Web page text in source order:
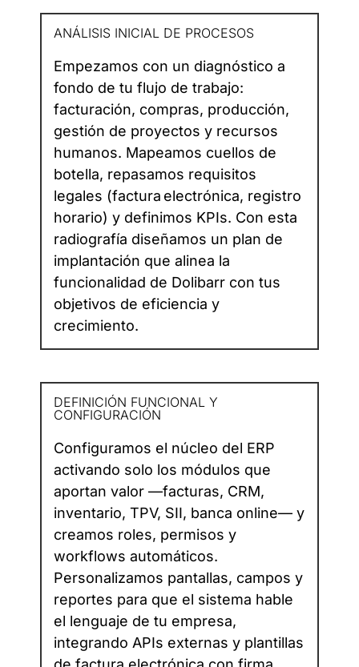
ANÁLISIS INICIAL DE PROCESOS
Empezamos con un diagnóstico a
fondo de tu flujo de trabajo:
facturación, compras, producción,
gestión de proyectos y recursos
humanos. Mapeamos cuellos de
botella, repasamos requisitos
legales (factura electrónica, registro
horario) y definimos KPIs. Con esta
radiografía diseñamos un plan de
implantación que alinea la
funcionalidad de Dolibarr con tus
objetivos de eficiencia y
crecimiento.
DEFINICIÓN FUNCIONAL Y
CONFIGURACIÓN
Configuramos el núcleo del ERP
activando solo los módulos que
aportan valor —facturas, CRM,
inventario, TPV, SII, banca online— y
creamos roles, permisos y
workflows automáticos.
Personalizamos pantallas, campos y
reportes para que el sistema hable
el lenguaje de tu empresa,
integrando APIs externas y plantillas